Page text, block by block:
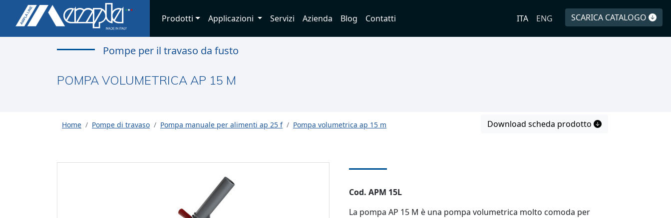
Prodotti Applicazioni Servizi Azienda Blog Contatti ITA ENG SCARICA CATALOGO
Pompe per il travaso da fusto
POMPA VOLUMETRICA AP 15 M
Home Pompe di travaso Pompa manuale per alimenti ap 25 f Pompa volumetrica ap 15 m Download scheda prodotto
Cod. APM 15L
La pompa AP 15 M è una pompa volumetrica molto comoda per